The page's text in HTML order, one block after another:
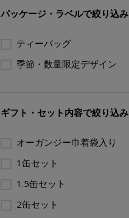
パッケージ・ラベルで絞り込み
ティーバッグ
季節・数量限定デザイン
ギフト・セット内容で絞り込み
オーガンジー巾着袋入り
1缶セット
1.5缶セット
2缶セット